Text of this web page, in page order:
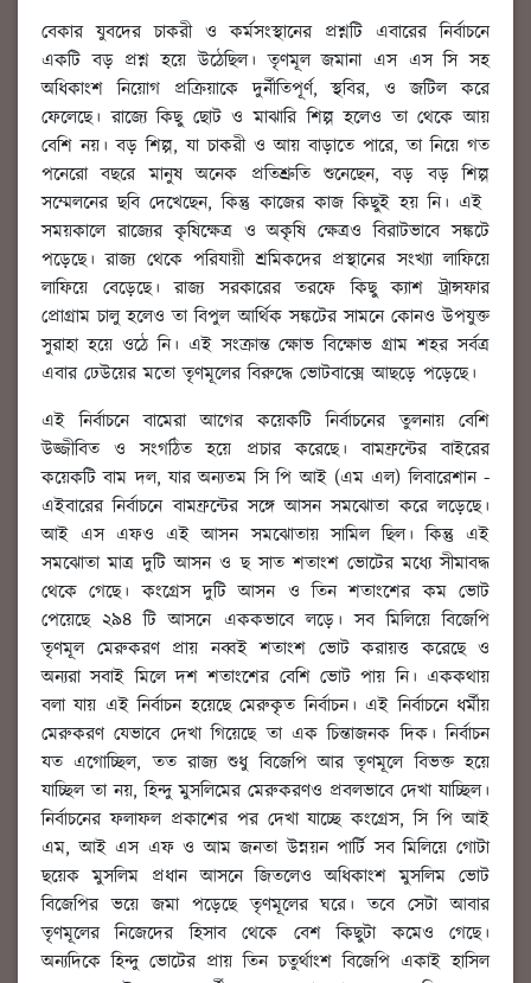
বেকার যুবদের চাকরী ও কর্মসংস্থানের প্রশ্নটি এবারের নির্বাচনে
একটি বড় প্রশ্ন হয়ে উঠেছিল। তৃণমূল জমানা এস এস সি সহ
অধিকাংশ নিয়োগ প্রক্রিয়াকে দুর্নীতিপূর্ণ, স্থবির, ও জটিল করে
ফেলেছে। রাজ্যে কিছু ছোট ও মাঝারি শিল্প হলেও তা থেকে আয়
বেশি নয়। বড় শিল্প, যা চাকরী ও আয় বাড়াতে পারে, তা নিয়ে গত
পনেরো বছরে মানুষ অনেক প্রতিশ্রুতি শুনেছেন, বড় বড় শিল্প
সম্মেলনের ছবি দেখেছেন, কিন্তু কাজের কাজ কিছুই হয় নি। এই
সময়কালে রাজ্যের কৃষিক্ষেত্র ও অকৃষি ক্ষেত্রও বিরাটভাবে সঙ্কটে
পড়েছে। রাজ্য থেকে পরিযায়ী শ্রমিকদের প্রস্থানের সংখ্যা লাফিয়ে
লাফিয়ে বেড়েছে। রাজ্য সরকারের তরফে কিছু ক্যাশ ট্রান্সফার
প্রোগ্রাম চালু হলেও তা বিপুল আর্থিক সঙ্কটের সামনে কোনও উপযুক্ত
সুরাহা হয়ে ওঠে নি। এই সংক্রান্ত ক্ষোভ বিক্ষোভ গ্রাম শহর সর্বত্র
এবার ঢেউয়ের মতো তৃণমূলের বিরুদ্ধে ভোটবাক্সে আছড়ে পড়েছে।
এই নির্বাচনে বামেরা আগের কয়েকটি নির্বাচনের তুলনায় বেশি
উজ্জীবিত ও সংগঠিত হয়ে প্রচার করেছে। বামফ্রন্টের বাইরের
কয়েকটি বাম দল, যার অন্যতম সি পি আই (এম এল) লিবারেশান -
এইবারের নির্বাচনে বামফ্রন্টের সঙ্গে আসন সমঝোতা করে লড়েছে।
আই এস এফও এই আসন সমঝোতায় সামিল ছিল। কিন্তু এই
সমঝোতা মাত্র দুটি আসন ও ছ সাত শতাংশ ভোটের মধ্যে সীমাবদ্ধ
থেকে গেছে। কংগ্রেস দুটি আসন ও তিন শতাংশের কম ভোট
পেয়েছে ২৯৪ টি আসনে এককভাবে লড়ে। সব মিলিয়ে বিজেপি
তৃণমূল মেরুকরণ প্রায় নব্বই শতাংশ ভোট করায়ত্ত করেছে ও
অন্যরা সবাই মিলে দশ শতাংশের বেশি ভোট পায় নি। এককথায়
বলা যায় এই নির্বাচন হয়েছে মেরুকৃত নির্বাচন। এই নির্বাচনে ধর্মীয়
মেরুকরণ যেভাবে দেখা গিয়েছে তা এক চিন্তাজনক দিক। নির্বাচন
যত এগোচ্ছিল, তত রাজ্য শুধু বিজেপি আর তৃণমূলে বিভক্ত হয়ে
যাচ্ছিল তা নয়, হিন্দু মুসলিমের মেরুকরণও প্রবলভাবে দেখা যাচ্ছিল।
নির্বাচনের ফলাফল প্রকাশের পর দেখা যাচ্ছে কংগ্রেস, সি পি আই
এম, আই এস এফ ও আম জনতা উন্নয়ন পার্টি সব মিলিয়ে গোটা
ছয়েক মুসলিম প্রধান আসনে জিতলেও অধিকাংশ মুসলিম ভোট
বিজেপির ভয়ে জমা পড়েছে তৃণমূলের ঘরে। তবে সেটা আবার
তৃণমূলের নিজেদের হিসাব থেকে বেশ কিছুটা কমেও গেছে।
অন্যদিকে হিন্দু ভোটের প্রায় তিন চতুর্থাংশ বিজেপি একাই হাসিল